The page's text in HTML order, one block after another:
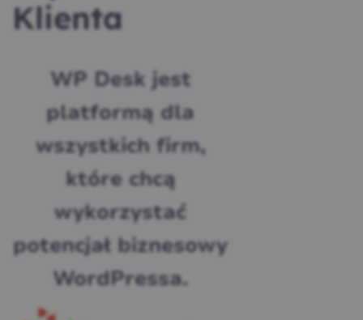
Klienta
WP Desk jest
platformą dla
wszystkich firm,
które chcą
wykorzystać
potencjał biznesowy
WordPressa.